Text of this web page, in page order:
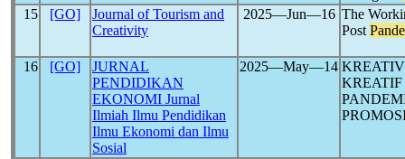
15
[GO]
Journal of Tourism and
Creativity
2025―Jun―16 The
Post
16 [GO]
JURNAL
PENDIDIKAN
EKONOMI Jurnal
Ilmiah Ilmu Pendidikan
Ilmu Ekonomi dan Ilmu
Sosial
2025―May―14